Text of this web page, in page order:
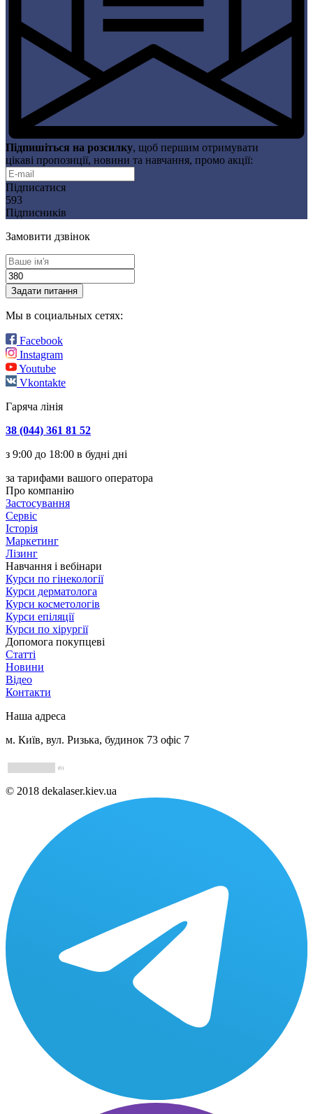
Підпишіться на розсилку, щоб першим отримувати
цікаві пропозиції, новини та навчання, промо акції:
Підписатися
593
Підписників
Замовити дзвінок
Задати питання
Мы в социальных сетях:
Facebook
Instagram
Youtube
Vkontakte
Гаряча лінія
38 (044) 361 81 52
з 9:00 до 18:00 в будні дні
за тарифами вашого оператора
Про компанію
Застосування
Сервіс
Історія
Маркетинг
Лізинг
Навчання і вебінари
Курси по гінекології
Курси дерматолога
Курси косметологів
Курси епіляції
Курси по хірургії
Допомога покупцеві
Статті
Новини
Відео
Контакти
Наша адреса
м. Київ, вул. Ризька, будинок 73 офіс 7
(0)
© 2018 dekalaser.kiev.ua